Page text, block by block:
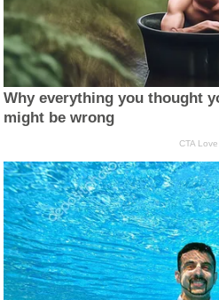
Why everything you thought
might be wrong
CTA Love